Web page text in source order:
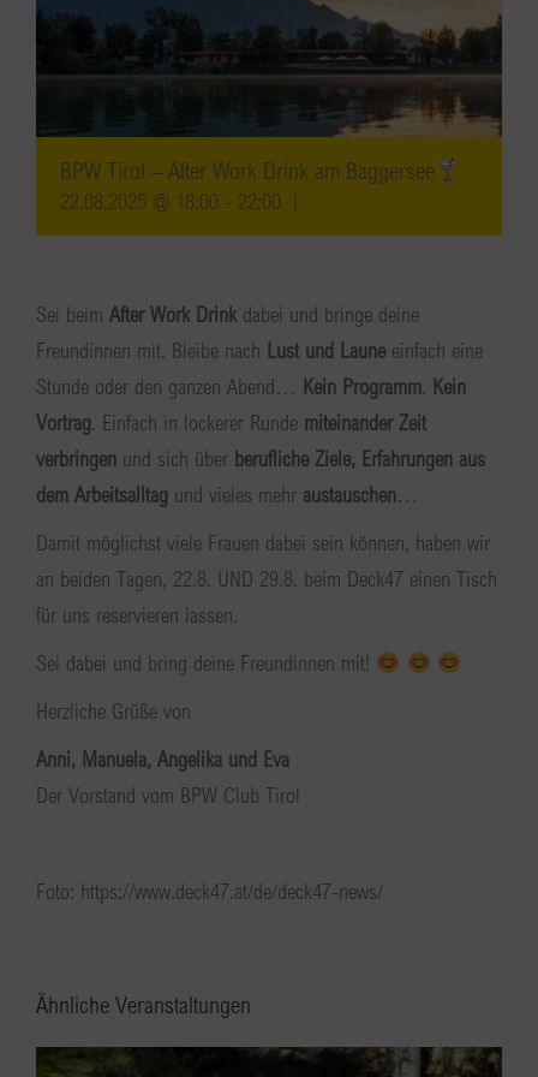
BPW Tirol – After Work Drink am Baggersee
22.08.2025 @ 18:00 - 22:00
Sei beim After Work Drink dabei und bringe deine
Freundinnen mit. Bleibe nach Lust und Laune einfach eine
Stunde oder den ganzen Abend… Kein Programm. Kein
Vortrag. Einfach in lockerer Runde miteinander Zeit
verbringen und sich über berufliche Ziele, Erfahrungen aus
dem Arbeitsalltag und vieles mehr austauschen…
Damit möglichst viele Frauen dabei sein können, haben wir
an beiden Tagen, 22.8. UND 29.8. beim Deck47 einen Tisch
für uns reservieren lassen.
Sei dabei und bring deine Freundinnen mit!
Herzliche Grüße von
Anni, Manuela, Angelika und Eva
Der Vorstand vom BPW Club Tirol
Foto: https://www.deck47.at/de/deck47-news/
Ähnliche Veranstaltungen